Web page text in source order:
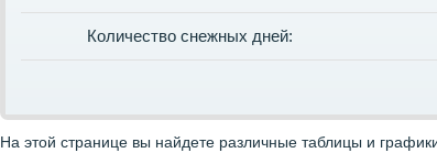
Количество снежных дней:
На этой странице вы найдете различные таблицы и